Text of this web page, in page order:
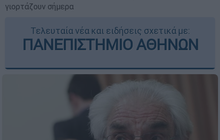
γιορτάζουν σήμερα
Τελευταία νέα και ειδήσεις σχετικά με:
ΠΑΝΕΠΙΣΤΗΜΙΟ ΑΘΗΝΩΝ